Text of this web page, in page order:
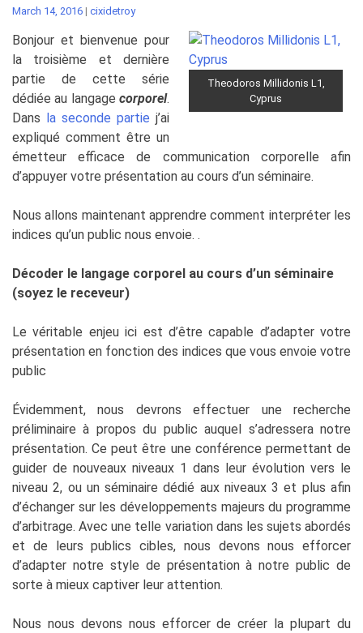
March 14, 2016 | cixidetroy
Theodoros Millidonis L1,
Cyprus
Bonjour et bienvenue pour
la troisième et dernière
partie de cette série
dédiée au langage corporel.
Dans
la seconde partie j’ai
expliqué comment être un
émetteur efficace de communication corporelle afin
d’appuyer votre présentation au cours d’un séminaire.
Nous allons maintenant apprendre comment interpréter les
indices qu’un public nous envoie. .
Décoder le langage corporel au cours d’un séminaire
(soyez le receveur)
Le véritable enjeu ici est d’être capable d’adapter votre
présentation en fonction des indices que vous envoie votre
public
Évidemment, nous devrons effectuer une recherche
préliminaire à propos du public auquel s’adressera notre
présentation. Ce peut être une conférence permettant de
guider de nouveaux niveaux 1 dans leur évolution vers le
niveau 2, ou un séminaire dédié aux niveaux 3 et plus afin
d’échanger sur les développements majeurs du programme
d’arbitrage. Avec une telle variation dans les sujets abordés
et de leurs publics cibles, nous devons nous efforcer
d’adapter notre style de présentation à notre public de
sorte à mieux captiver leur attention.
Nous nous devons nous efforcer de créer la plupart du